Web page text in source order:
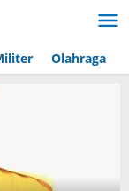
Olahraga